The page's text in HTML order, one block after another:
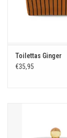
Toilettas Ginger
€35,95